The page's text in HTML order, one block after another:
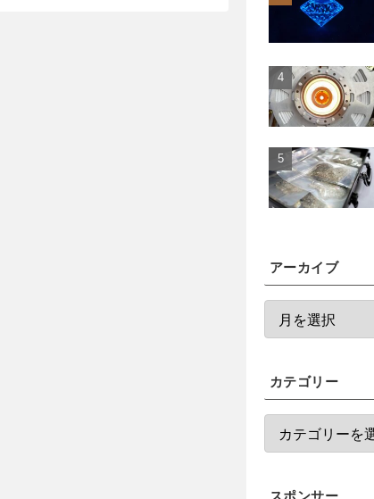
アーカイブ
カテゴリー
スポンサー